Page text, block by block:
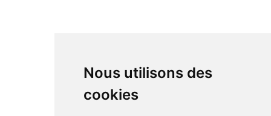
Nous utilisons des
cookies